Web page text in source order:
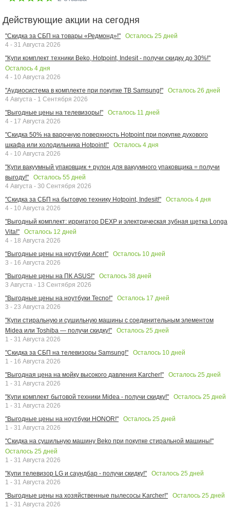
Действующие акции на сегодня
"Скидка за СБП на товары «Редмонд»!" Осталось 25 дней
4 - 31 Августа 2026
"Купи комплект техники Beko, Hotpoint, Indesit - получи скидку до 30%!"
Осталось 4 дня
4 - 10 Августа 2026
"Аудиосистема в комплекте при покупке ТВ Samsung!"
Осталось 26 дней
4 Августа - 1 Сентября 2026
"Выгодные цены на телевизоры!"
Осталось 11 дней
4 - 17 Августа 2026
"Скидка 50% на варочную поверхность Hotpoint при покупке духового
шкафа или холодильника Hotpoint!"
Осталось 4 дня
4 - 10 Августа 2026
"Купи вакуумный упаковщик + рулон для вакуумного упаковщика = получи
выгоду!"
Осталось 55 дней
4 Августа - 30 Сентября 2026
"Скидка за СБП на бытовую технику Hotpoint, Indesit!"
Осталось 4 дня
4 - 10 Августа 2026
"Выгодный комплект: ирригатор DEXP и электрическая зубная щетка Longa
Vita!"
Осталось 12 дней
4 - 18 Августа 2026
"Выгодные цены на ноутбуки Acer!"
Осталось 10 дней
3 - 16 Августа 2026
"Выгодные цены на ПК ASUS!"
Осталось 38 дней
3 Августа - 13 Сентября 2026
"Выгодные цены на ноутбуки Tecno!"
Осталось 17 дней
3 - 23 Августа 2026
"Купи стиральную и сушильную машины с соединительным элементом
Midea или Toshiba — получи скидку!"
Осталось 25 дней
1 - 31 Августа 2026
"Скидка за СБП на телевизоры Samsung!"
Осталось 10 дней
1 - 16 Августа 2026
"Выгодная цена на мойку высокого давления Karcher!"
Осталось 25 дней
1 - 31 Августа 2026
"Купи комплект бытовой техники Midea - получи скидку!"
Осталось 25 дней
1 - 31 Августа 2026
"Выгодные цены на ноутбуки HONOR!"
Осталось 25 дней
1 - 31 Августа 2026
"Скидка на сушильную машину Beko при покупке стиральной машины!"
Осталось 25 дней
1 - 31 Августа 2026
"Купи телевизор LG и саундбар - получи скидку!"
Осталось 25 дней
1 - 31 Августа 2026
"Выгодные цены на хозяйственные пылесосы Karcher!"
Осталось 25 дней
1 - 31 Августа 2026